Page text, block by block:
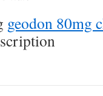
geodon 80mg